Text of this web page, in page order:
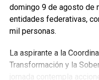
domingo 9 de agosto de
entidades federativas,
mil personas.
La aspirante a la
Transformación y la
jornada contempla